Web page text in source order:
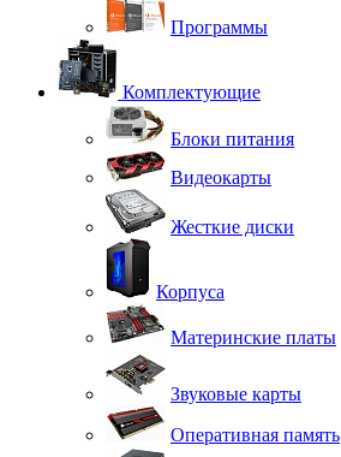
Программы
Комплектующие
Блоки питания
Видеокарты
Жесткие диски
Корпуса
Материнские платы
Звуковые карты
Оперативная память